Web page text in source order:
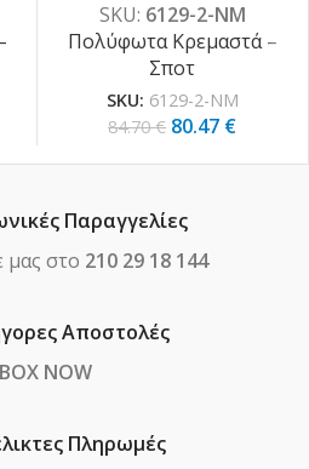
2XE27 D:60cm (6129-2-ΝΜ)
SKU: 6129-2-ΝΜ
Πολύφωτα Κρεμαστά –
Σποτ
SKU: 6129-2-ΝΜ
84.70€ 80.47 €
Παραγγελίες
μας στο 210 29 18 144
Αποστολές
BOX NOW
Πληρωμές